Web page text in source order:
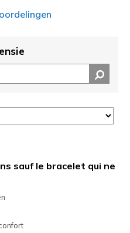
sauf le bracelet qui ne